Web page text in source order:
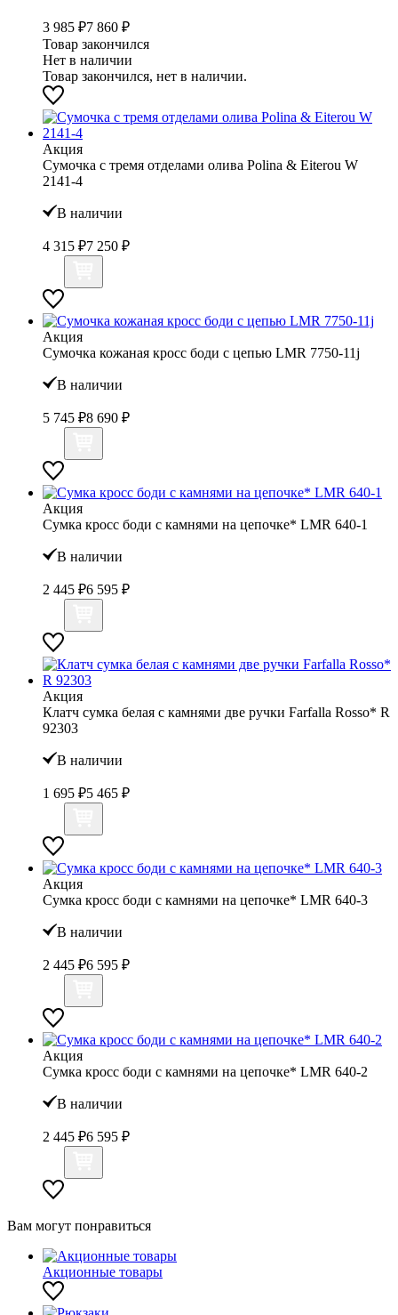
3 985 ₽7 860 ₽
Товар закончился
Нет в наличии
Товар закончился, нет в наличии.
Акция
Сумочка с тремя отделами олива Polina & Eiterou W
2141-4
В наличии
4 315 ₽7 250 ₽
Акция
Сумочка кожаная кросс боди с цепью LMR 7750-11j
В наличии
5 745 ₽8 690 ₽
Акция
Сумка кросс боди с камнями на цепочке* LMR 640-1
В наличии
2 445 ₽6 595 ₽
Акция
Клатч сумка белая с камнями две ручки Farfalla Rosso* R
92303
В наличии
1 695 ₽5 465 ₽
Акция
Сумка кросс боди с камнями на цепочке* LMR 640-3
В наличии
2 445 ₽6 595 ₽
Акция
Сумка кросс боди с камнями на цепочке* LMR 640-2
В наличии
2 445 ₽6 595 ₽
Вам могут понравиться
Акционные товары